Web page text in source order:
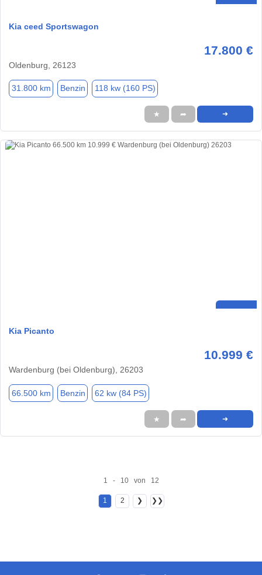
Kia ceed Sportswagon
17.800 €
Oldenburg, 26123
31.800 km Benzin 118 kw (160 PS)
★ ➦ ➜
Kia Picanto
10.999 €
Wardenburg (bei Oldenburg), 26203
66.500 km Benzin 62 kw (84 PS)
★ ➦ ➜
1 - 10 von 12
1 2 ❯ ❯❯